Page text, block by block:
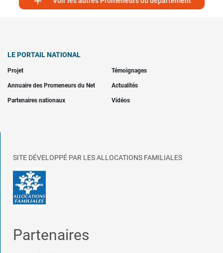
LE PORTAIL NATIONAL
Projet Témoignages
Annuaire des Promeneurs du Net Actualités
Partenaires nationaux Vidéos
SITE DÉVELOPPÉ PAR LES ALLOCATIONS FAMILIALES
Partenaires